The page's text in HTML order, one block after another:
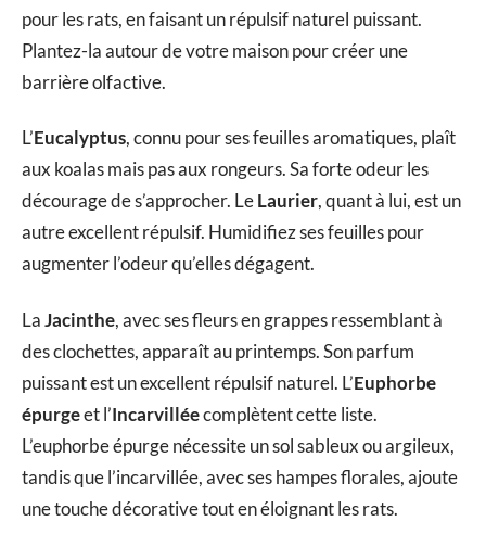
pour les rats, en faisant un répulsif naturel puissant.
Plantez-la autour de votre maison pour créer une
barrière olfactive.
L’Eucalyptus, connu pour ses feuilles aromatiques, plaît
aux koalas mais pas aux rongeurs. Sa forte odeur les
décourage de s’approcher. LeLaurier, quant à lui, est un
autre excellent répulsif. Humidifiez ses feuilles pour
augmenter l’odeur qu’elles dégagent.
LaJacinthe, avec ses fleurs en grappes ressemblant à
des clochettes, apparaît au printemps. Son parfum
puissant est un excellent répulsif naturel. L’Euphorbe
épurgeet l’Incarvilléecomplètent cette liste.
L’euphorbe épurge nécessite un sol sableux ou argileux,
tandis que l’incarvillée, avec ses hampes florales, ajoute
une touche décorative tout en éloignant les rats.